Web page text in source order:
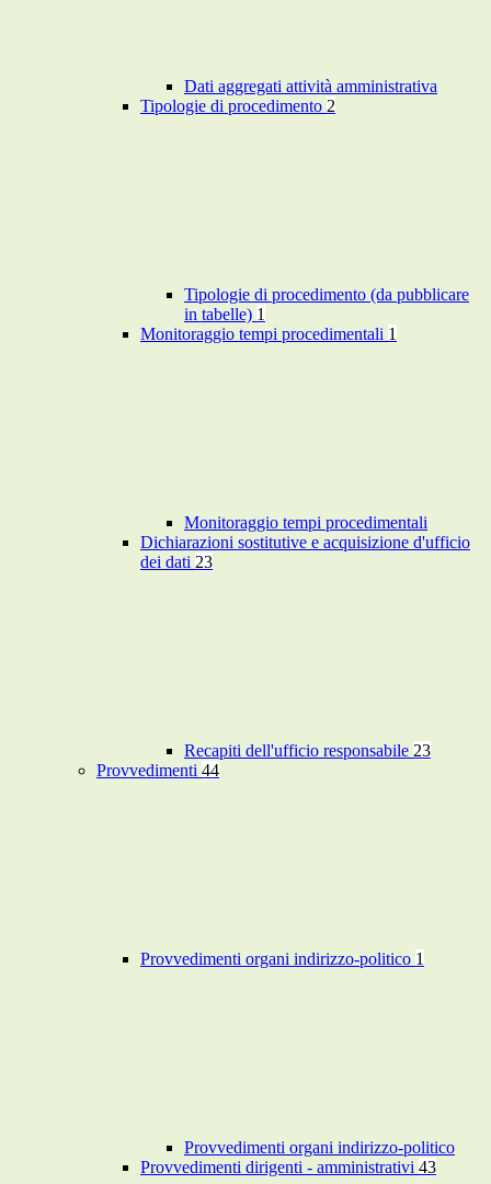
Dati aggregati attività amministrativa
Tipologie di procedimento 2
Tipologie di procedimento (da pubblicare
in tabelle) 1
Monitoraggio tempi procedimentali 1
Monitoraggio tempi procedimentali
Dichiarazioni sostitutive e acquisizione d'ufficio
dei dati 23
Recapiti dell'ufficio responsabile 23
Provvedimenti 44
Provvedimenti organi indirizzo-politico 1
Provvedimenti organi indirizzo-politico
Provvedimenti dirigenti - amministrativi 43